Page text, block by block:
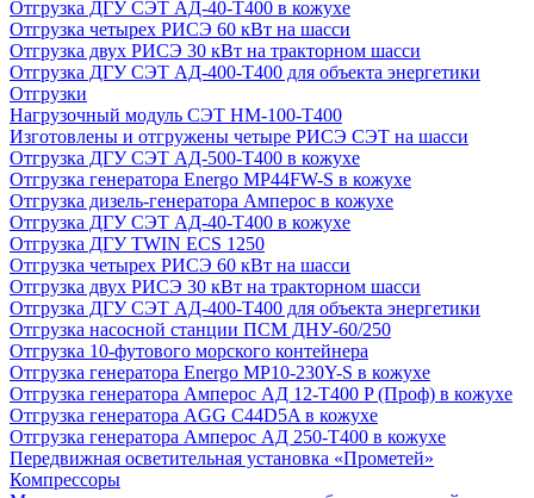
Отгрузка ДГУ СЭТ АД-40-Т400 в кожухе
Отгрузка четырех РИСЭ 60 кВт на шасси
Отгрузка двух РИСЭ 30 кВт на тракторном шасси
Отгрузка ДГУ СЭТ АД-400-Т400 для объекта энергетики
Отгрузки
Нагрузочный модуль СЭТ НМ-100-Т400
Изготовлены и отгружены четыре РИСЭ СЭТ на шасси
Отгрузка ДГУ СЭТ АД-500-Т400 в кожухе
Отгрузка генератора Energo MP44FW-S в кожухе
Отгрузка дизель-генератора Амперос в кожухе
Отгрузка ДГУ СЭТ АД-40-Т400 в кожухе
Отгрузка ДГУ TWIN ECS 1250
Отгрузка четырех РИСЭ 60 кВт на шасси
Отгрузка двух РИСЭ 30 кВт на тракторном шасси
Отгрузка ДГУ СЭТ АД-400-Т400 для объекта энергетики
Отгрузка насосной станции ПСМ ДНУ-60/250
Отгрузка 10-футового морского контейнера
Отгрузка генератора Energo MP10-230Y-S в кожухе
Отгрузка генератора Амперос АД 12-Т400 P (Проф) в кожухе
Отгрузка генератора AGG C44D5A в кожухе
Отгрузка генератора Амперос АД 250-Т400 в кожухе
Передвижная осветительная установка «Прометей»
Компрессоры